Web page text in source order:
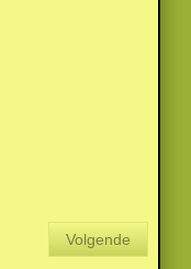
Volgende